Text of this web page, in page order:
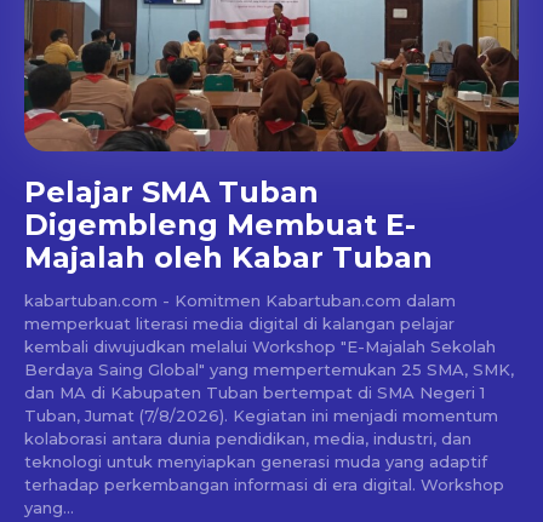
Pelajar SMA Tuban
Digembleng Membuat E-
Majalah oleh Kabar Tuban
kabartuban.com - Komitmen Kabartuban.com dalam
memperkuat literasi media digital di kalangan pelajar
kembali diwujudkan melalui Workshop "E-Majalah Sekolah
Berdaya Saing Global" yang mempertemukan 25 SMA, SMK,
dan MA di Kabupaten Tuban bertempat di SMA Negeri 1
Tuban, Jumat (7/8/2026). Kegiatan ini menjadi momentum
kolaborasi antara dunia pendidikan, media, industri, dan
teknologi untuk menyiapkan generasi muda yang adaptif
terhadap perkembangan informasi di era digital. Workshop
yang...